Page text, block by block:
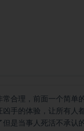
常合理，前面一个简
手的体验，让所有人
是当事人死活不承认